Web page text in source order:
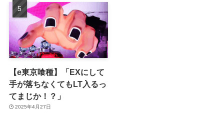
【e東京喰種】「EXにして
手が落ちなくてもLT入るっ
てまじか！？」
2025年4月27日